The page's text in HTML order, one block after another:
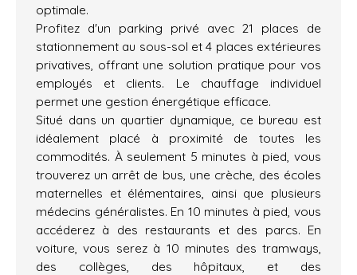
optimale.
Profitez d'un parking privé avec 21 places de
stationnement au sous-sol et 4 places extérieures
privatives, offrant une solution pratique pour vos
employés et clients. Le chauffage individuel
permet une gestion énergétique efficace.
Situé dans un quartier dynamique, ce bureau est
idéalement placé à proximité de toutes les
commodités. À seulement 5 minutes à pied, vous
trouverez un arrêt de bus, une crèche, des écoles
maternelles et élémentaires, ainsi que plusieurs
médecins généralistes. En 10 minutes à pied, vous
accéderez à des restaurants et des parcs. En
voiture, vous serez à 10 minutes des tramways,
des collèges, des hôpitaux, et des